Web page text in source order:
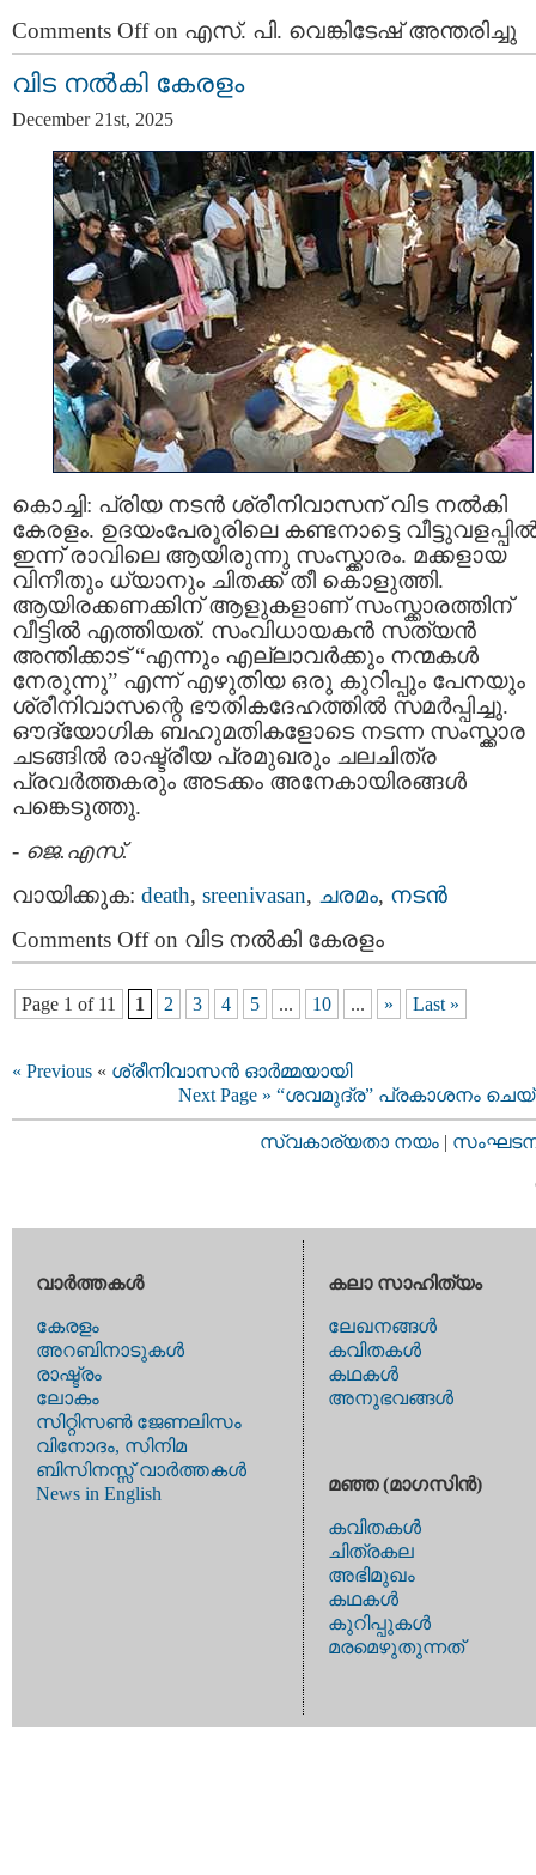
Comments Offon എസ്. പി. വെങ്കിടേഷ് അന്തരിച്ചു
വിട നല്‍കി കേരളം
December 21st, 2025
കൊച്ചി: പ്രിയ നടന്‍ ശ്രീനിവാസന്‌ വിട നല്‍കി
കേരളം. ഉദയം‌പേരൂരിലെ കണ്ടനാട്ടെ
ഇന്ന് രാവിലെ ആയിരുന്നു സംസ്ക്കാരം. മക്കളായ
വിനീതും ധ്യാനും ചിതക്ക് തീ കൊളുത്തി.
ആയിരക്കണക്കിന്‌ ആളുകളാണ്‌ സംസ്ക്കാരത്തിന്‌
വീട്ടില്‍ എത്തിയത്. സം‌വിധായകന്‍ സത്യന്‍
അന്തിക്കാട് “എന്നും എല്ലാവര്‍ക്കും നന്മകള്‍
നേരുന്നു” എന്ന് എഴുതിയ ഒരു കുറിപ്പും പേനയും
ശ്രീനിവാസന്റെ ഭൗതികദേഹത്തില്‍ സമര്‍പ്പിച്ചു.
ഔദ്യോഗിക ബഹുമതികളോടെ നടന്ന സംസ്ക്കാര
ചടങ്ങില്‍ രാഷ്ട്രീയ പ്രമുഖരും ചലചിത്ര
പ്രവര്‍ത്തകരും അടക്കം അനേകായിരങ്ങള്‍
പങ്കെടുത്തു.
- ജെ.എസ്.
വായിക്കുക: death, sreenivasan, ചരമം, നടന്‍
Comments Offon വിട നല്‍കി കേരളം
Page 1 of 11 1 2 3 4 5 ... 10 ... » Last »
« Previous « ശ്രീനിവാസന്‍ ഓര്‍മ്മയായി
Next Page » “ശവമുദ്ര” പ്രകാശനം
സ്വകാര്യതാ നയം |
വാര്‍ത്തകള്‍
കേരളം
അറബിനാടുകള്‍
രാഷ്ട്രം
ലോകം
സിറ്റിസണ്‍ ജേണലിസം
വിനോദം, സിനിമ
ബിസിനസ്സ് വാര്‍ത്തകള്‍
News in English
കലാ സാഹിത്യം
ലേഖനങ്ങള്‍
കവിതകള്‍
കഥകള്‍
അനുഭവങ്ങള്‍
മഞ്ഞ (മാഗസിന്‍)
കവിതകള്‍
ചിത്രകല
അഭിമുഖം
കഥകള്‍
കുറിപ്പുകള്‍
മരമെഴുതുന്നത്